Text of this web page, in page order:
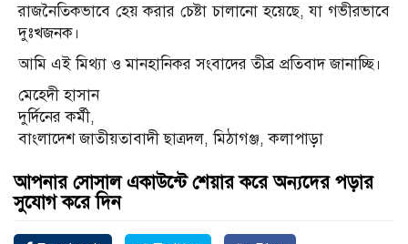
রাজনৈতিকভাবে হেয় করার চেষ্টা চালানো হয়েছে, যা গভীরভাবে
দুঃখজনক।
আমি এই মিথ্যা ও মানহানিকর সংবাদের তীব্র প্রতিবাদ জানাচ্ছি।
মেহেদী হাসান
দুর্দিনের কর্মী,
বাংলাদেশ জাতীয়তাবাদী ছাত্রদল, মিঠাগঞ্জ, কলাপাড়া
আপনার সোসাল একাউন্টে শেয়ার করে অন্যদের পড়ার
সুযোগ করে দিন